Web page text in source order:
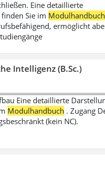
Eine detaillierte
Sie im Modulhandbuch
ermöglicht
Intelligenz (B.Sc.)
Eine detaillierte
Modulhandbuch . Zugang
(kein NC).